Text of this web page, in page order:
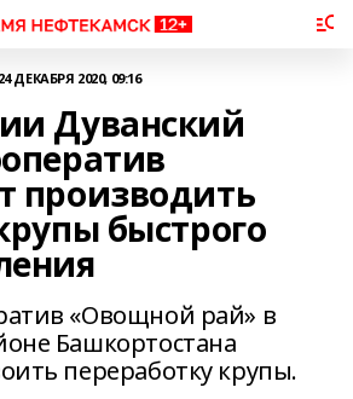
24 ДЕКАБРЯ 2020, 09:16
Дуванский
производить
быстрого
«Овощной рай» в
Башкортостана
переработку крупы.